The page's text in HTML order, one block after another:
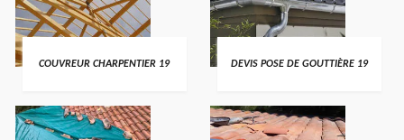
COUVREUR CHARPENTIER 19 DEVIS POSE DE GOUTTIÈRE 19